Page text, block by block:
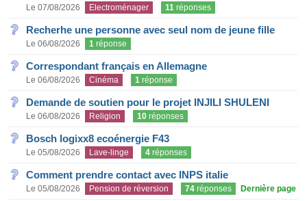
Le 07/08/2026 Electroménager 11 réponses
Recherhe une personne avec seul nom de jeune fille
Le 06/08/2026 1 réponse
Correspondant français en Allemagne
Le 06/08/2026 Cinéma 1 réponse
Demande de soutien pour le projet INJILI SHULENI
Le 06/08/2026 Religion 10 réponses
Bosch logixx8 ecoénergie F43
Le 05/08/2026 Lave-linge 4 réponses
Comment prendre contact avec INPS italie
Le 05/08/2026 Pension de réversion 74 réponses Dernière page